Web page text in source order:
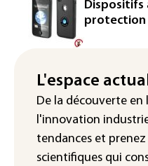
cyberattaque
Enquête ouverte
d'Intermarché
La Slovaquie
absolu de 42,2°C
météorologiques)
Dispositifs
protection
L'espace
De la découverte en
l'innovation
tendances et
scientifiques qui